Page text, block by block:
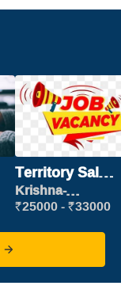
Territory Sales
Manager
Krishna-
vijayawada
₹25000 - ₹33000